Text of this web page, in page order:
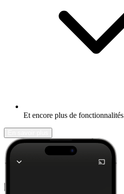
Et encore plus de fonctionnalités